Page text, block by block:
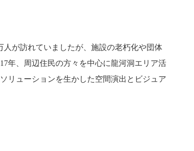
人が訪れていましたが、施設の老朽化や団体
年、周辺住民の方々を中心に龍河洞エリア活
リューションを生かした空間演出とビジュア